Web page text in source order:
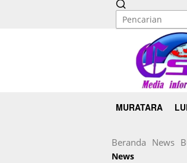
MURATARA
Beranda News
News